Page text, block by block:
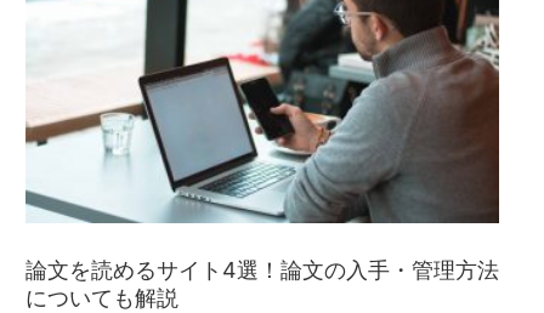
論文を読めるサイト4選！論文の入手・管理方法
についても解説